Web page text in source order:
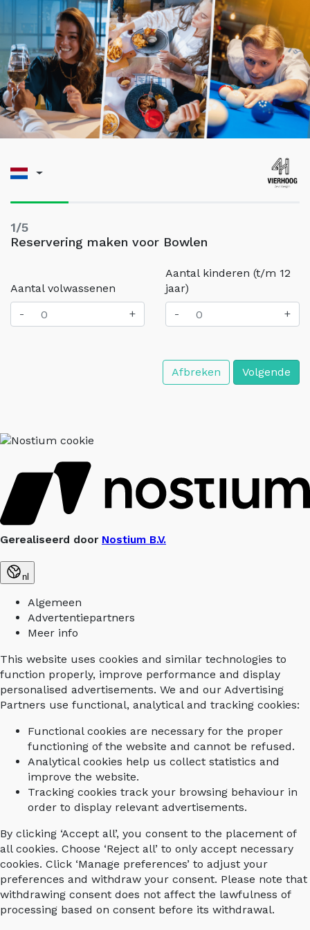
1/5
Reservering maken voor Bowlen
Aantal volwassenen
-
+
Aantal kinderen (t/m 12
jaar)
-
+
Afbreken Volgende